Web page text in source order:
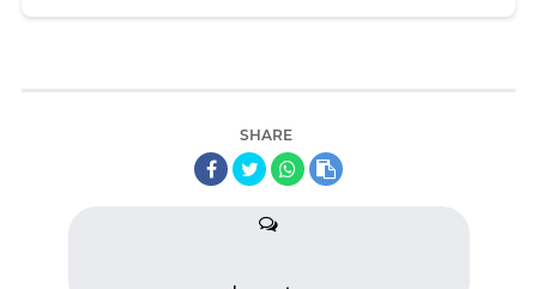
SHARE